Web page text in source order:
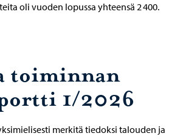
oli vuoden lopussa yhteensä 2 400.
toiminnan
1/2026
merkitä tiedoksi talouden ja